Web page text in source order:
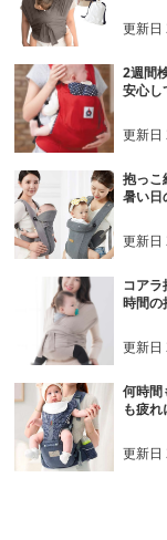
更新日
2週間
安心し
更新日
抱っこ
暑い日
更新日
コア
時間の
更新日
何時間
も疲
更新日